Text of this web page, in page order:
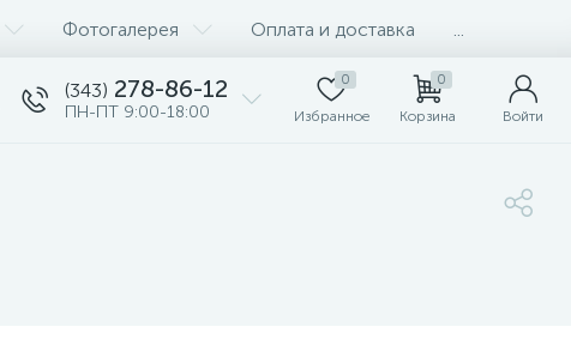
Фотогалерея Оплата и доставка
(343) 278-86-12
ПН-ПТ 9:00-18:00
0
Избранное
0
Корзина Войти